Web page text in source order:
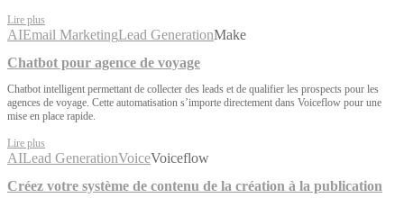
Lire plus
AIEmail MarketingLead GenerationMake
Chatbot pour agence de voyage
Chatbot intelligent permettant de collecter des leads et de qualifier les prospects pour les
agences de voyage. Cette automatisation s’importe directement dans Voiceflow pour une
mise en place rapide.
Lire plus
AILead GenerationVoiceVoiceflow
Créez votre système de contenu de la création à la publication